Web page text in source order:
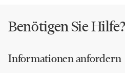
Benötigen Sie Hilfe?
Informationen anfordern